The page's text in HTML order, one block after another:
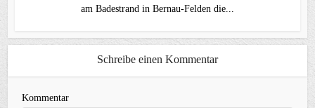
am Badestrand in Bernau-Felden die...
Schreibe einen Kommentar
Kommentar